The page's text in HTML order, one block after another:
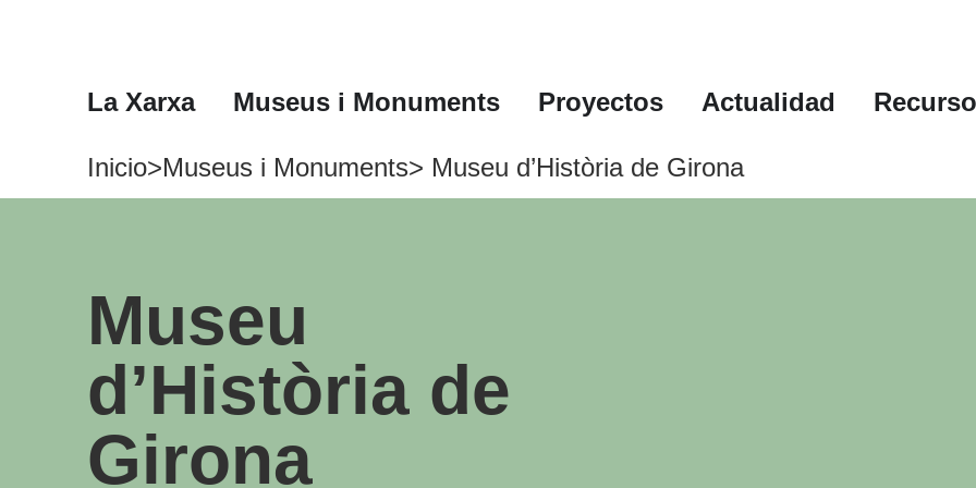
La Xarxa Museus i Monuments Proyectos Actualidad
Inicio>Museus i Monuments> Museu d’Història de Girona
Museu
d’Història de
Girona